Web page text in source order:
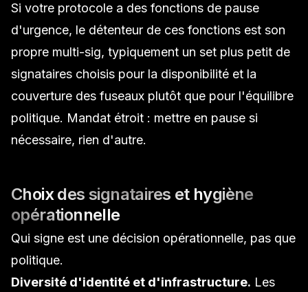
Si votre protocole a des fonctions de pause
d'urgence, le détenteur de ces fonctions est son
propre multi-sig, typiquement un set plus petit de
signataires choisis pour la disponibilité et la
couverture des fuseaux plutôt que pour l'équilibre
politique. Mandat étroit : mettre en pause si
nécessaire, rien d'autre.
Choix des signataires et hygiène
opérationnelle
Qui signe est une décision opérationnelle, pas que
politique.
Diversité d'identité et d'infrastructure. Les